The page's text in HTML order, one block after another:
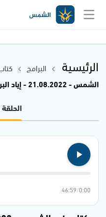
الرئيسية البرامج
الشمس - 21.08.2022 - إياد البرغوثي
0:00
/
46:59